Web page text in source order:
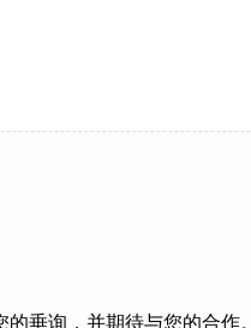
垂询，并期待与您的合作。